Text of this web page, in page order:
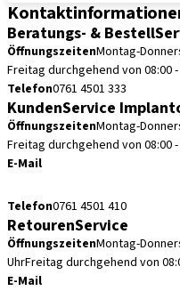
Beratungs- &
ÖffnungszeitenMontag-
Freitag durchgehend von 08:00 -
Telefon0761 4501 333
KundenService
ÖffnungszeitenMontag-
Freitag durchgehend von 08:00 -
E-Mail
Telefon0761 4501 410
RetourenService
ÖffnungszeitenMontag-
UhrFreitag durchgehend von
E-Mail